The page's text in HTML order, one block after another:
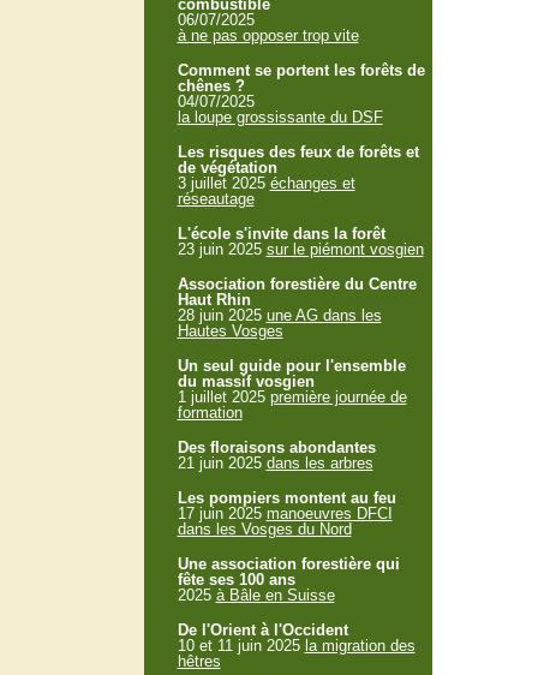
combustible
06/07/2025
à ne pas opposer trop vite
Comment se portent les forêts de
chênes ?
04/07/2025
la loupe grossissante du DSF
Les risques des feux de forêts et
de végétation
3 juillet 2025 échanges et
réseautage
L'école s'invite dans la forêt
23 juin 2025 sur le piémont vosgien
Association forestière du Centre
Haut Rhin
28 juin 2025 une AG dans les
Hautes Vosges
Un seul guide pour l'ensemble
du massif vosgien
1 juillet 2025 première journée de
formation
Des floraisons abondantes
21 juin 2025 dans les arbres
Les pompiers montent au feu
17 juin 2025 manoeuvres DFCI
dans les Vosges du Nord
Une association forestière qui
fête ses 100 ans
2025 à Bâle en Suisse
De l'Orient à l'Occident
10 et 11 juin 2025 la migration des
hêtres